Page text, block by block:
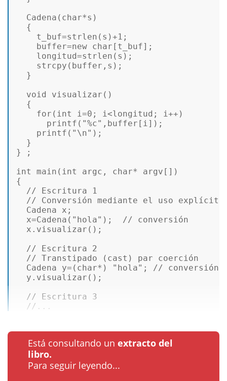
Cadena ( char*s)
{
t_buf=strlen (s)+1 ;
buffer=new char [t_buf];
longitud=strlen (s);
strcpy (buffer,s);
}
void
visualizar ()
{
for ( int i=0 ; i<longitud; i++)
printf ( "%c" ,buffer[i]);
printf ( "\n" );
}
} ;
int
main ( int argc, char* argv[])
{
// Escritura 1
// Conversión mediante el uso
Cadena x;
x=Cadena ( "hola" ); // conversión
x. visualizar ();
// Escritura 2
// Transtipado (cast) par coerción
Cadena y=( char*) "hola" ; // conversión
y. visualizar ();
// Escritura 3
//...
Está consultando un extracto del
libro.
Para seguir leyendo...